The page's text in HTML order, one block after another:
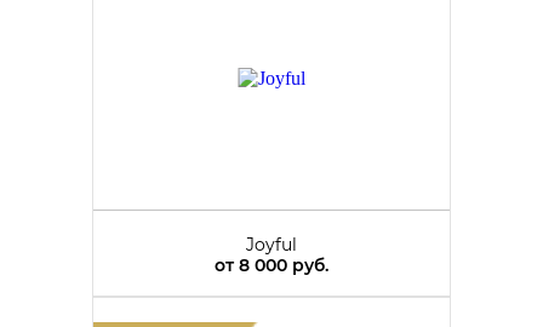
Joyful
от8 000 руб.